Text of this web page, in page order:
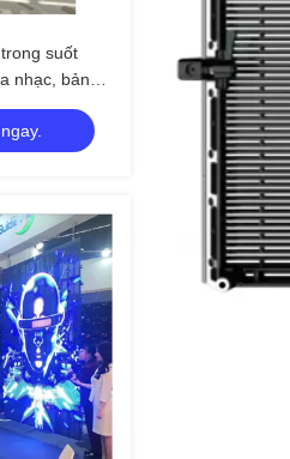
suốt
nhạc, bảng